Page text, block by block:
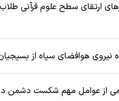
ارتقای سطح علوم قرآنی
نیروی هوافضای سپاه از
از عوامل مهم شکست دشمن